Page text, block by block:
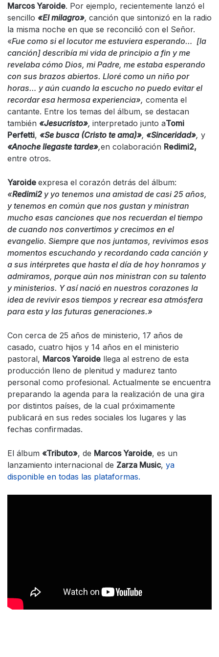
Marcos Yaroide. Por ejemplo, recientemente lanzó el
sencillo «El milagro», canción que sintonizó en la radio
la misma noche en que se reconcilió con el Señor.
«Fue como si el locutor me estuviera esperando… [la
canción] describía mi vida de principio a fin y me
revelaba cómo Dios, mi Padre, me estaba esperando
con sus brazos abiertos. Lloré como un niño por
horas… y aún cuando la escucho no puedo evitar el
recordar esa hermosa experiencia», comenta el
cantante. Entre los temas del álbum, se destacan
también «Jesucristo», interpretado junto aTomi
Perfetti, «Se busca (Cristo te ama)», «Sinceridad», y
«Anoche llegaste tarde»,en colaboración Redimi2,
entre otros.
Yaroide expresa el corazón detrás del álbum:
«Redimi2 y yo tenemos una amistad de casi 25 años,
y tenemos en común que nos gustan y ministran
mucho esas canciones que nos recuerdan el tiempo
de cuando nos convertimos y crecimos en el
evangelio. Siempre que nos juntamos, revivimos esos
momentos escuchando y recordando cada canción y
a sus intérpretes que hasta el día de hoy honramos y
admiramos, porque aún nos ministran con su talento
y ministerios. Y así nació en nuestros corazones la
idea de revivir esos tiempos y recrear esa atmósfera
para esta y las futuras generaciones.»
Con cerca de 25 años de ministerio, 17 años de
casado, cuatro hijos y 14 años en el ministerio
pastoral, Marcos Yaroide llega al estreno de esta
producción lleno de plenitud y madurez tanto
personal como profesional. Actualmente se encuentra
preparando la agenda para la realización de una gira
por distintos países, de la cual próximamente
publicará en sus redes sociales los lugares y las
fechas confirmadas.
El álbum «Tributo», de Marcos Yaroide, es un
lanzamiento internacional de Zarza Music, ya
disponible en todas las plataformas.